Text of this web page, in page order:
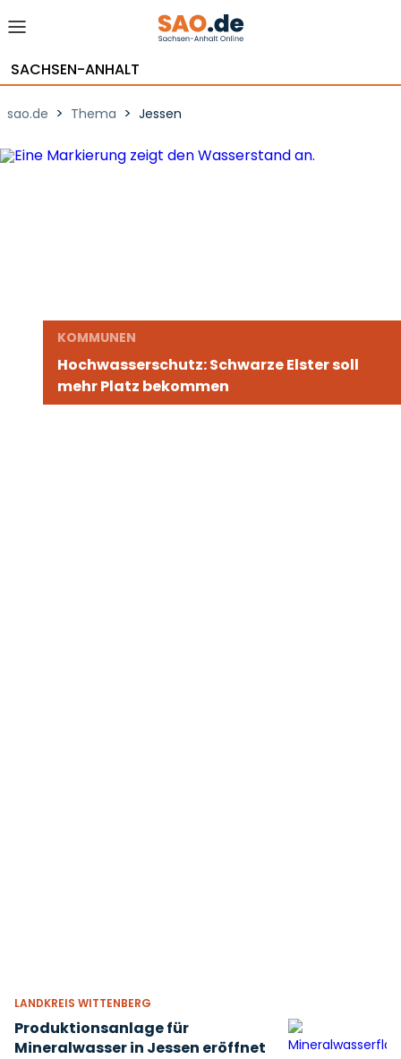
SACHSEN-ANHALT
sao.de > Thema > Jessen
KOMMUNEN
Hochwasserschutz: Schwarze Elster soll
mehr Platz bekommen
LANDKREIS WITTENBERG
Produktionsanlage für
Mineralwasser in Jessen eröffnet